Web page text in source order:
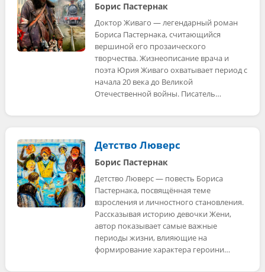
Борис Пастернак
Доктор Живаго — легендарный роман
Бориса Пастернака, считающийся
вершиной его прозаического
творчества. Жизнеописание врача и
поэта Юрия Живаго охватывает период с
начала 20 века до Великой
Отечественной войны. Писатель…
Детство Люверс
Борис Пастернак
Детство Люверс — повесть Бориса
Пастернака, посвящённая теме
взросления и личностного становления.
Рассказывая историю девочки Жени,
автор показывает самые важные
периоды жизни, влияющие на
формирование характера героини…